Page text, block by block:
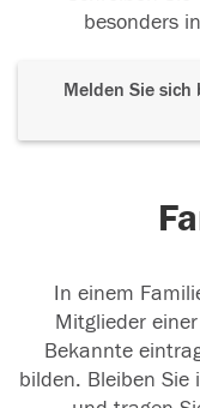
besonders
Melden Sie
In einem
Mitglieder
Bekannte
bilden. Bleiben